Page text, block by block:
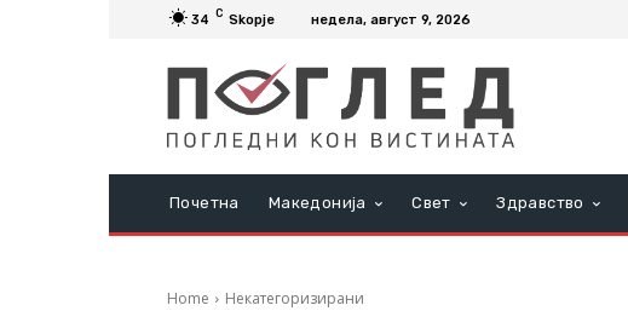
34 C Skopje недела, август 9, 2026
Почетна Македонија Свет Здравство
Home Некатегоризирани